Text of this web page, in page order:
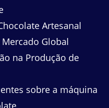
Artesanal
Global
na Produção de
sobre a máquina